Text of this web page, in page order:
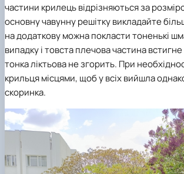
частини крилець відрізняються за
основну чавунну решітку викладайте
на додаткову можна покласти тоненькі
випадку і товста плечова частина
тонка ліктьова не згорить. При
крильця місцями, щоб у всіх вийшла
скоринка.